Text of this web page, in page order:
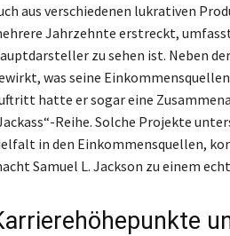
aus verschiedenen lukrativen
Jahrzehnte erstreckt,
zu sehen ist. Neben
was seine
hatte er sogar eine
Reihe. Solche Projekte
in den Einkommensquellen,
Samuel L. Jackson zu einem